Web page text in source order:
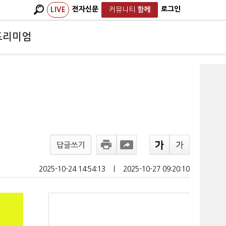
LIVE 전자신문 커뮤니티 함께 로그인
리미엄
답글쓰기
2025-10-24 14:54:13 2025-10-27 09:20:10